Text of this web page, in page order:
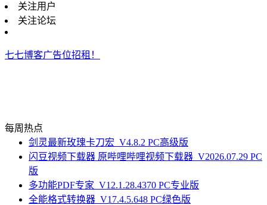
关注用户
关注论坛
七七博客广告位招租！
每周热点
剑灵最新玫瑰卡刀宏_V4.8.2 PC高级版
闪豆视频下载器 原哔哩哔哩视频下载器_V2026.07.29 PC
版
多功能PDF专家_V12.1.28.4370 PC专业版
全能格式转换器_V17.4.5.648 PC绿色版